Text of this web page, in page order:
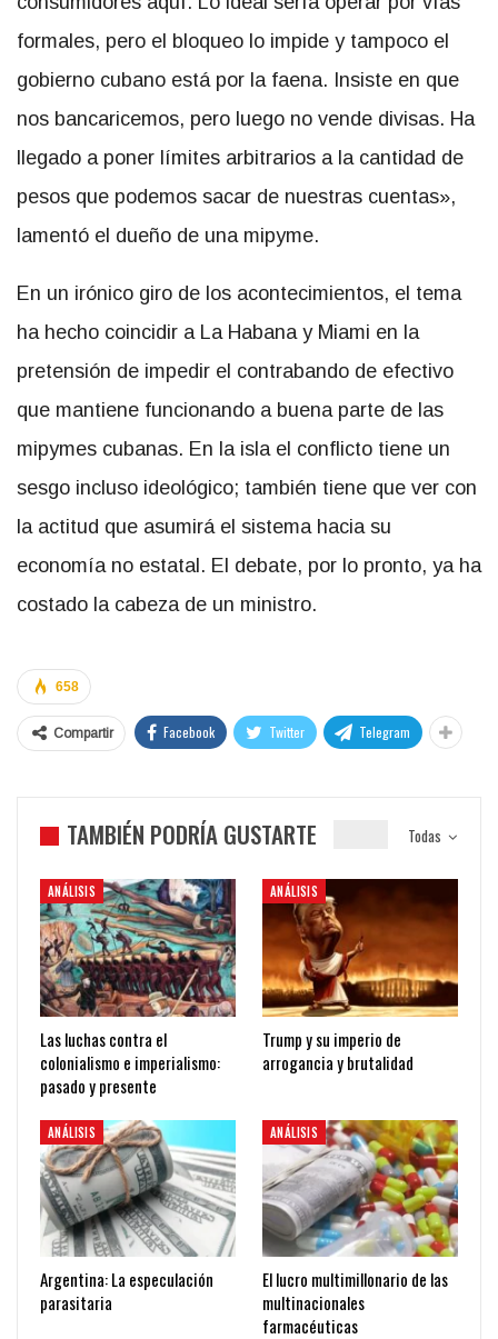
formales, pero el bloqueo lo impide y tampoco el
gobierno cubano está por la faena. Insiste en que
nos bancaricemos, pero luego no vende divisas. Ha
llegado a poner límites arbitrarios a la cantidad de
pesos que podemos sacar de nuestras cuentas»,
lamentó el dueño de una mipyme.
En un irónico giro de los acontecimientos, el tema
ha hecho coincidir a La Habana y Miami en la
pretensión de impedir el contrabando de efectivo
que mantiene funcionando a buena parte de las
mipymes cubanas. En la isla el conflicto tiene un
sesgo incluso ideológico; también tiene que ver con
la actitud que asumirá el sistema hacia su
economía no estatal. El debate, por lo pronto, ya ha
costado la cabeza de un ministro.
658
Compartir Facebook Twitter Telegram
Todas
TAMBIÉN PODRÍA GUSTARTE
ANÁLISIS
Las luchas contra el
colonialismo e imperialismo:
pasado y presente
ANÁLISIS
Trump y su imperio de
arrogancia y brutalidad
ANÁLISIS
Argentina: La especulación
parasitaria
ANÁLISIS
El lucro multimillonario de las
multinacionales
farmacéuticas